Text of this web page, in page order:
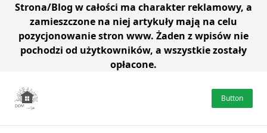
Strona/Blog w całości ma charakter reklamowy, a
zamieszczone na niej artykuły mają na celu
pozycjonowanie stron www. Żaden z wpisów nie
pochodzi od użytkowników, a wszystkie zostały
opłacone.
content
Button